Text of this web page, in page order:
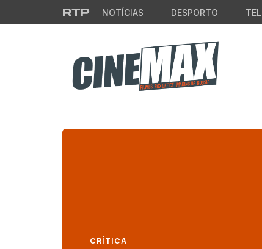
Saltar para o conteúdo principal
NOTÍCIAS DESPORTO
CRÍTICA